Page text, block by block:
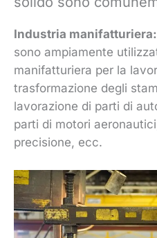
Industria manifatturiera:
sono ampiamente
manifatturiera per la
trasformazione degli
lavorazione di parti di
parti di motori
precisione, ecc.